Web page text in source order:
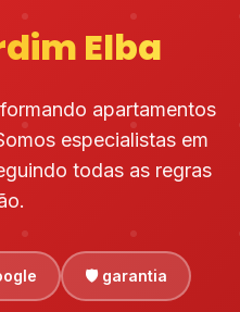
Elba
apartamentos
especialistas em
todas as regras
🛡️ garantia